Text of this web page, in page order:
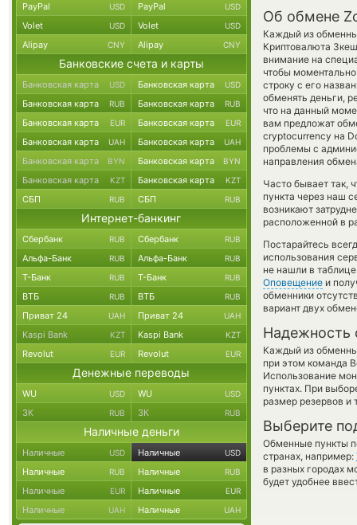
Об обмене
Каждый из
Криптовалюта
внимание на
чтобы
строку с его
обменять деньги,
что на данный
вам предложат
cryptocurrency на
проблемы с
направления
Часто бывает так,
пункта через наш
возникают
расположенной в
Постарайтесь
использования
не нашли в
Оповещение и
обменники
вариант двух
Надежность
Каждый из
при этом команда
Использование
пунктах. При
размер резервов и
Выберите
Обменные пункты
странах, например:
в разных городах
будет удобнее
PayPal USD PayPal USD
Volet USD Volet USD
Alipay CNY Alipay CNY
Банковские счета и карты
Банковская карта USD Банковская карта USD
Банковская карта RUB Банковская карта RUB
Банковская карта EUR Банковская карта EUR
Банковская карта UAH Банковская карта UAH
Банковская карта BYN Банковская карта BYN
Банковская карта KZT Банковская карта KZT
СБП RUB СБП RUB
Интернет-банкинг
Сбербанк RUB Сбербанк RUB
Альфа-Банк RUB Альфа-Банк RUB
Т-Банк RUB Т-Банк RUB
ВТБ RUB ВТБ RUB
Приват 24 UAH Приват 24 UAH
Kaspi Bank KZT Kaspi Bank KZT
Revolut EUR Revolut EUR
Денежные переводы
WU USD WU USD
ЗК RUB ЗК RUB
Наличные деньги
Наличные USD Наличные USD
Наличные RUB Наличные RUB
Наличные EUR Наличные EUR
Наличные UAH Наличные UAH